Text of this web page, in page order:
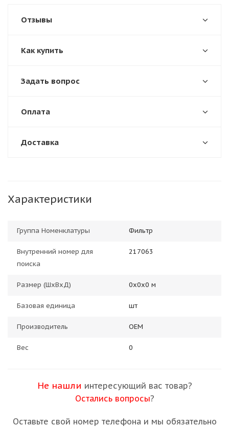
Отзывы
Как купить
Задать вопрос
Оплата
Доставка
Характеристики
Группа Номенклатуры Фильтр
Внутренний номер для
поиска
217063
Размер (ШхВхД) 0х0х0 м
Базовая единица шт
Производитель OEM
Вес 0
Не нашли интересующий вас товар?
Остались вопросы?
Оставьте свой номер телефона и мы обязательно